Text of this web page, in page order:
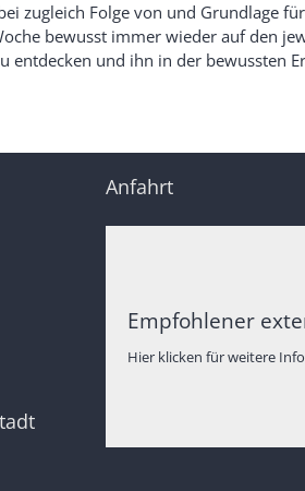
zugleich Folge von und Grundlage
bewusst immer wieder auf den
entdecken und ihn in der bewussten
Anfahrt
Empfohlener
Hier klicken für weitere